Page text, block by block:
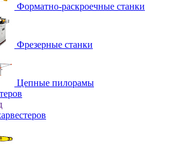
Форматно-раскроечные станки
Фрезерные станки
Цепные пилорамы